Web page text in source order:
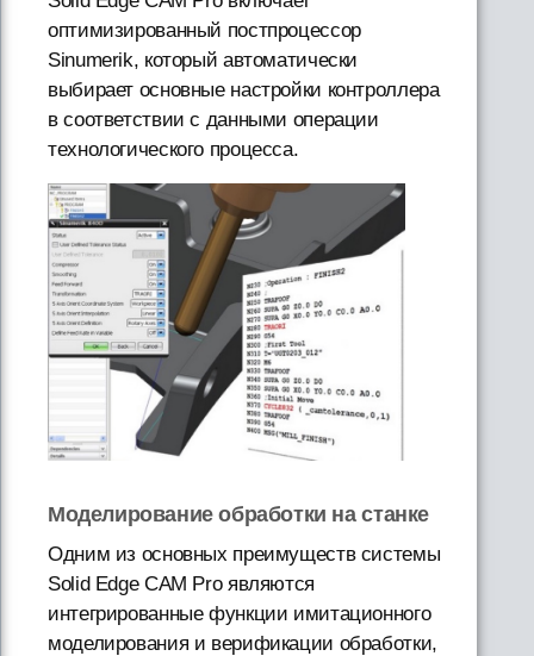
оптимизированный постпроцессор
Sinumerik, который автоматически
выбирает основные настройки контроллера
в соответствии с данными операции
технологического процесса.
Моделирование обработки на станке
Одним из основных преимуществ системы
Solid Edge CAM Pro являются
интегрированные функции имитационного
моделирования и верификации обработки,